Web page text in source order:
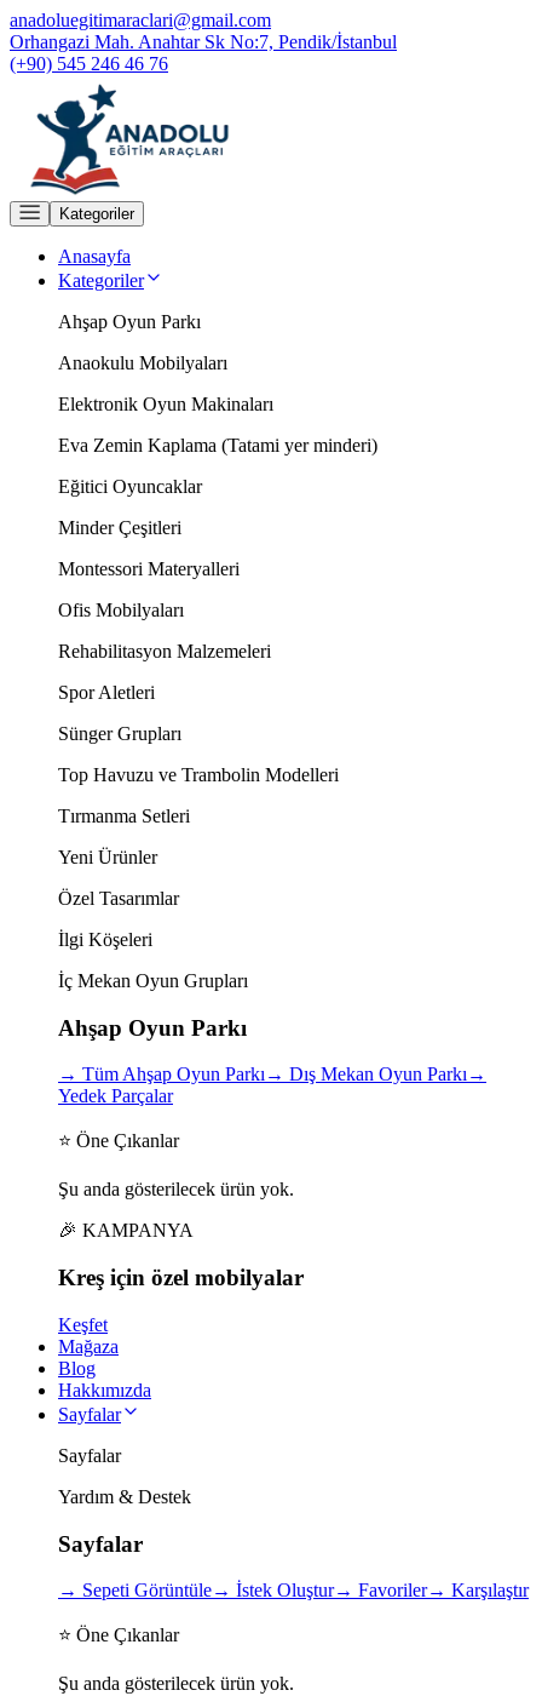
anadoluegitimaraclari@gmail.com
Orhangazi Mah. Anahtar Sk No:7, Pendik/İstanbul
(+90) 545 246 46 76
Kategoriler
Anasayfa
Kategoriler
Ahşap Oyun Parkı
Anaokulu Mobilyaları
Elektronik Oyun Makinaları
Eva Zemin Kaplama (Tatami yer minderi)
Eğitici Oyuncaklar
Minder Çeşitleri
Montessori Materyalleri
Ofis Mobilyaları
Rehabilitasyon Malzemeleri
Spor Aletleri
Sünger Grupları
Top Havuzu ve Trambolin Modelleri
Tırmanma Setleri
Yeni Ürünler
Özel Tasarımlar
İlgi Köşeleri
İç Mekan Oyun Grupları
Ahşap Oyun Parkı
→ Tüm Ahşap Oyun Parkı→ Dış Mekan Oyun Parkı→
Yedek Parçalar
⭐ Öne Çıkanlar
Şu anda gösterilecek ürün yok.
🎉 KAMPANYA
Kreş için özel mobilyalar
Keşfet
Mağaza
Blog
Hakkımızda
Sayfalar
Sayfalar
Yardım & Destek
Sayfalar
→ Sepeti Görüntüle→ İstek Oluştur→ Favoriler→ Karşılaştır
⭐ Öne Çıkanlar
Şu anda gösterilecek ürün yok.